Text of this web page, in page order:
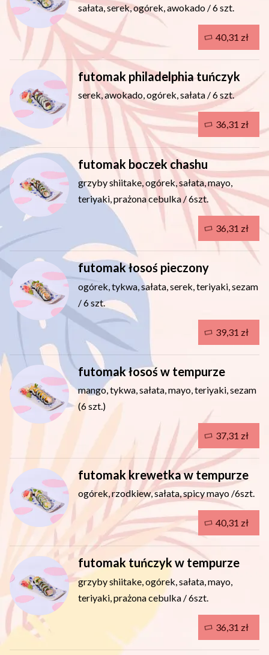
sałata, serek, ogórek, awokado / 6 szt.
futomak philadelphia tuńczyk
serek, awokado, ogórek, sałata / 6 szt.
futomak boczek chashu
grzyby shiitake, ogórek, sałata, mayo,
teriyaki, prażona cebulka / 6szt.
futomak łosoś pieczony
ogórek, tykwa, sałata, serek, teriyaki, sezam
/ 6 szt.
futomak łosoś w tempurze
mango, tykwa, sałata, mayo, teriyaki, sezam
(6 szt.)
futomak krewetka w tempurze
ogórek, rzodkiew, sałata, spicy mayo /6szt.
futomak tuńczyk w tempurze
grzyby shiitake, ogórek, sałata, mayo,
teriyaki, prażona cebulka / 6szt.